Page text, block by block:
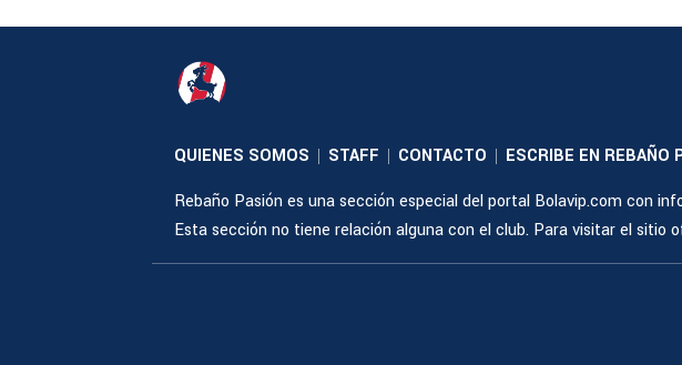
QUIENES SOMOS | STAFF | CONTACTO | ESCRIBE EN REBAÑO
Rebaño Pasión es una sección especial del portal Bolavip.com con
Esta sección no tiene relación alguna con el club. Para visitar el sitio